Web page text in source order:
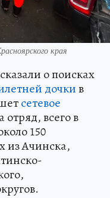
края
о поисках
дочкив
сетевое
отряд, всего в
150
из Ачинска,